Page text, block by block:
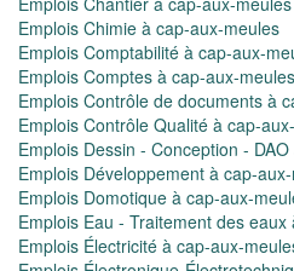
Emplois Chimie à cap-aux-meules
Emplois Comptabilité à cap-aux-
Emplois Comptes à cap-aux-meules
Emplois Contrôle de documents à
Emplois Contrôle Qualité à cap-
Emplois Dessin - Conception -
Emplois Développement à cap-
Emplois Domotique à cap-aux-
Emplois Eau - Traitement des
Emplois Électricité à cap-aux-